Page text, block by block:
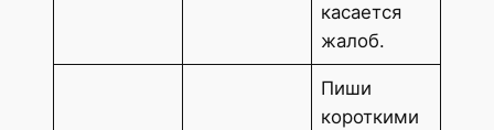
касается
жалоб.
Пиши
короткими